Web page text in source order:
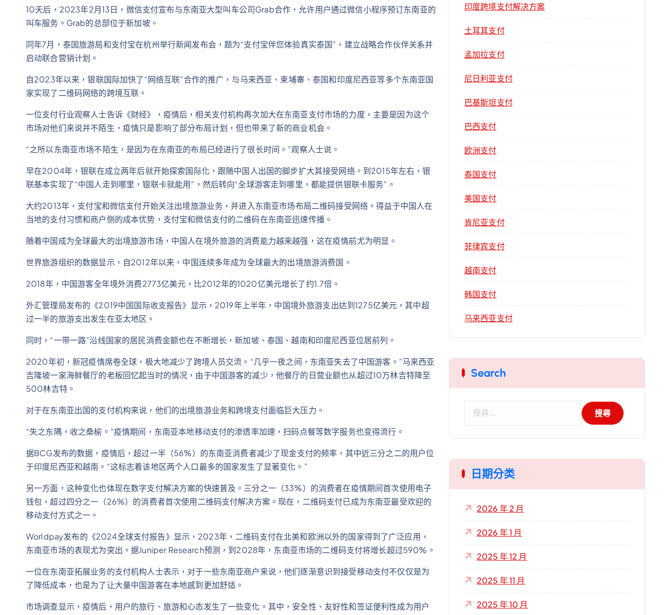
10天后，2023年2月13日，微信支付宣布与东南亚大型叫车公司Grab合作，允许用户通过微信小程序预订东南亚的
叫车服务。Grab的总部位于新加坡。
同年7月，泰国旅游局和支付宝在杭州举行新闻发布会，题为“支付宝伴您体验真实泰国”，建立战略合作伙伴关系并
启动联合营销计划。
自2023年以来，银联国际加快了“网络互联”合作的推广，与马来西亚、柬埔寨、泰国和印度尼西亚等多个东南亚国
家实现了二维码网络的跨境互联。
一位支付行业观察人士告诉《财经》，疫情后，相关支付机构再次加大在东南亚支付市场的力度，主要是因为这个
市场对他们来说并不陌生，疫情只是影响了部分布局计划，但也带来了新的商业机会。
“之所以东南亚市场不陌生，是因为在东南亚的布局已经进行了很长时间。”观察人士说。
早在2004年，银联在成立两年后就开始探索国际化，跟随中国人出国的脚步扩大其接受网络。到2015年左右，银
联基本实现了“中国人走到哪里，银联卡就能用”，然后转向“全球游客走到哪里，都能提供银联卡服务”。
大约2013年，支付宝和微信支付开始关注出境旅游业务，并进入东南亚市场布局二维码接受网络。得益于中国人在
当地的支付习惯和商户侧的成本优势，支付宝和微信支付的二维码在东南亚迅速传播。
随着中国成为全球最大的出境旅游市场，中国人在境外旅游的消费能力越来越强，这在疫情前尤为明显。
世界旅游组织的数据显示，自2012年以来，中国连续多年成为全球最大的出境旅游消费国。
2018年，中国游客全年境外消费2773亿美元，比2012年的1020亿美元增长了约1.7倍。
外汇管理局发布的《2019中国国际收支报告》显示，2019年上半年，中国境外旅游支出达到1275亿美元，其中超
过一半的旅游支出发生在亚太地区。
同时，“一带一路”沿线国家的居民消费金额也在不断增长，新加坡、泰国、越南和印度尼西亚位居前列。
2020年初，新冠疫情席卷全球，极大地减少了跨境人员交流。“几乎一夜之间，东南亚失去了中国游客。”马来西亚
吉隆坡一家海鲜餐厅的老板回忆起当时的情况，由于中国游客的减少，他餐厅的日营业额也从超过10万林吉特降至
500林吉特。
对于在东南亚出国的支付机构来说，他们的出境旅游业务和跨境支付面临巨大压力。
“失之东隅，收之桑榆。”疫情期间，东南亚本地移动支付的渗透率加速，扫码点餐等数字服务也变得流行。
据BCG发布的数据，疫情后，超过一半（56%）的东南亚消费者减少了现金支付的频率，其中近三分之二的用户位
于印度尼西亚和越南。“这标志着该地区两个人口最多的国家发生了显著变化。”
另一方面，这种变化也体现在数字支付解决方案的快速普及。三分之一（33%）的消费者在疫情期间首次使用电子
钱包，超过四分之一（26%）的消费者首次使用二维码支付解决方案。现在，二维码支付已成为东南亚最受欢迎的
移动支付方式之一。
Worldpay发布的《2024全球支付报告》显示，2023年，二维码支付在北美和欧洲以外的国家得到了广泛应用，
东南亚市场的表现尤为突出。据Juniper Research预测，到2028年，东南亚市场的二维码支付将增长超过590%。
一位在东南亚拓展业务的支付机构人士表示，对于一些东南亚商户来说，他们逐渐意识到接受移动支付不仅仅是为
了降低成本，也是为了让大量中国游客在本地感到更加舒适。
市场调查显示，疫情后，用户的旅行、旅游和心态发生了一些变化。其中，安全性、友好性和签证便利性成为用户
印度跨境支付解决方案
土耳其支付
孟加拉支付
尼日利亚支付
巴基斯坦支付
巴西支付
欧洲支付
泰国支付
美国支付
肯尼亚支付
菲律宾支付
越南支付
韩国支付
马来西亚支付
Search
字
:
日期分类
2026 年 2 月
2026 年 1 月
2025 年 12 月
2025 年 11 月
2025 年 10 月